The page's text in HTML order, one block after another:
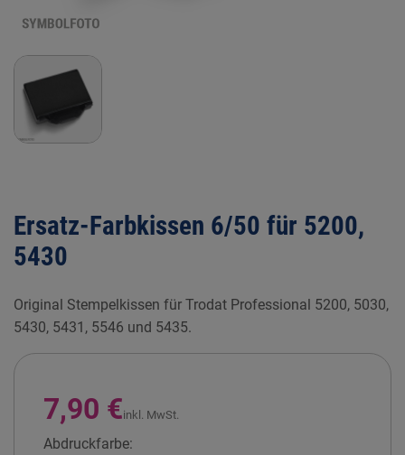
Ersatz-Farbkissen 6/50 für 5200,
5430
Original Stempelkissen für Trodat Professional 5200, 5030,
5430, 5431, 5546 und 5435.
7,90 €inkl. MwSt.
Abdruckfarbe: